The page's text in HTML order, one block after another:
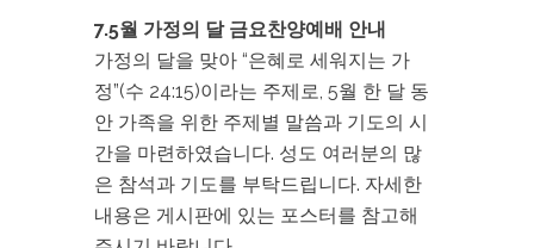
7.5월 가정의 달 금요찬양예배 안내
가정의 달을 맞아 “은혜로 세워지는 가
정”(수 24:15)이라는 주제로, 5월 한 달 동
안 가족을 위한 주제별 말씀과 기도의 시
간을 마련하였습니다. 성도 여러분의 많
은 참석과 기도를 부탁드립니다. 자세한
내용은 게시판에 있는 포스터를 참고해